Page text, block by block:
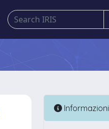
Informazioni